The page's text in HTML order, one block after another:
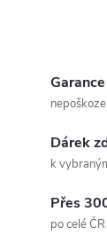
Dárek
k
Přes
po celé ČR